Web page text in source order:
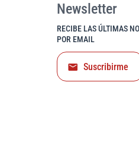
Newsletter
RECIBE LAS ÚLTIMAS
POR EMAIL
Suscribirme